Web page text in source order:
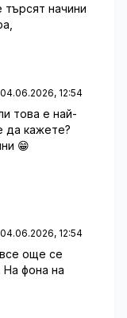
търсят начини
04.06.2026, 12:54
това е най-
да кажете?
😁
04.06.2026, 12:54
още се
На фона на